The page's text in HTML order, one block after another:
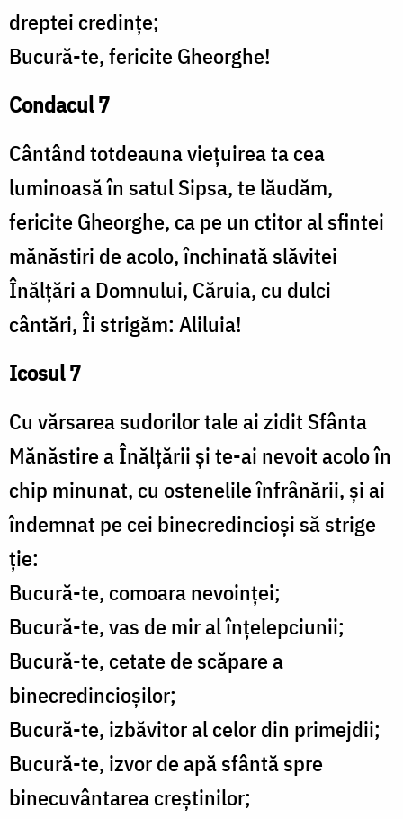
dreptei credințe;
Bucură-te, fericite Gheorghe!
Condacul 7
Cântând totdeauna viețuirea ta cea
luminoasă în satul Sipsa, te lăudăm,
fericite Gheorghe, ca pe un ctitor al sfintei
mănăstiri de acolo, închinată slăvitei
Înălțări a Domnului, Căruia, cu dulci
cântări, Îi strigăm: Aliluia!
Icosul 7
Cu vărsarea sudorilor tale ai zidit Sfânta
Mănăstire a Înălțării și te-ai nevoit acolo în
chip minunat, cu ostene­lile înfrânării, și ai
îndemnat pe cei binecredincioși să strige
ție:
Bucură-te, comoara nevoinței;
Bucură-te, vas de mir al înțelepciunii;
Bucură-te, cetate de scăpare a
binecredincioșilor;
Bucură-te, izbăvitor al celor din primejdii;
Bucură-te, izvor de apă sfântă spre
binecuvântarea creștinilor;